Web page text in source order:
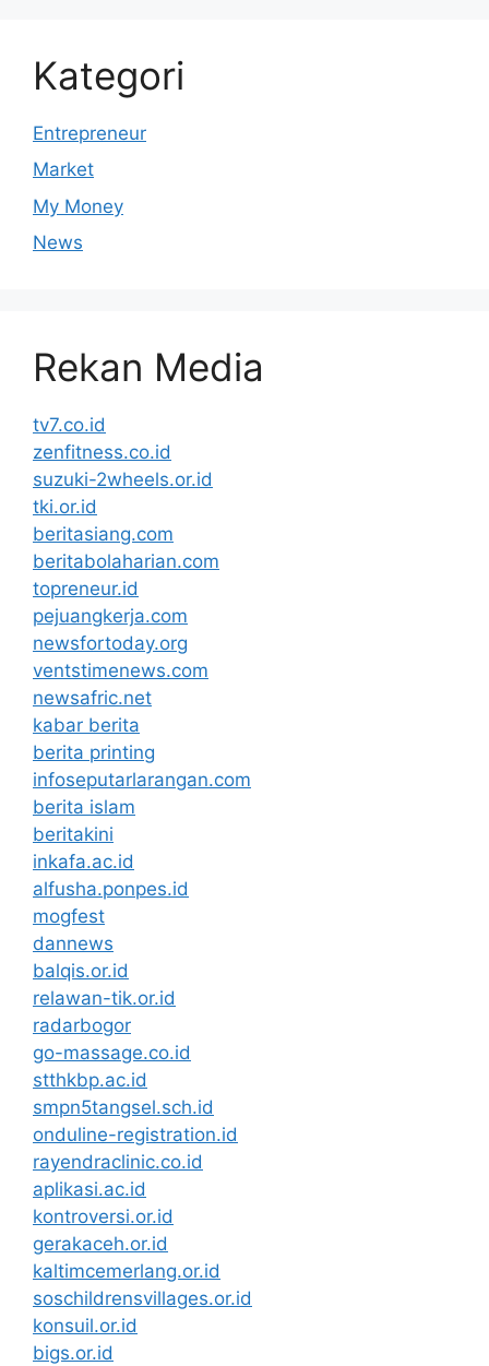
Kategori
Entrepreneur
Market
My Money
News
Rekan Media
tv7.co.id
zenfitness.co.id
suzuki-2wheels.or.id
tki.or.id
beritasiang.com
beritabolaharian.com
topreneur.id
pejuangkerja.com
newsfortoday.org
ventstimenews.com
newsafric.net
kabar berita
berita printing
infoseputarlarangan.com
berita islam
beritakini
inkafa.ac.id
alfusha.ponpes.id
mogfest
dannews
balqis.or.id
relawan-tik.or.id
radarbogor
go-massage.co.id
stthkbp.ac.id
smpn5tangsel.sch.id
onduline-registration.id
rayendraclinic.co.id
aplikasi.ac.id
kontroversi.or.id
gerakaceh.or.id
kaltimcemerlang.or.id
soschildrensvillages.or.id
konsuil.or.id
bigs.or.id